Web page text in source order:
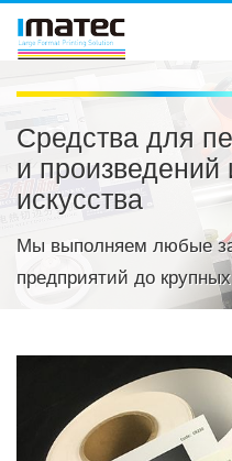
Средства для
и произведений
искусства
Мы выполняем любые
предприятий до